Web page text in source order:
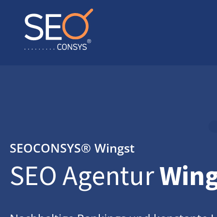
SEOCONSYS® Wingst
SEO Agentur